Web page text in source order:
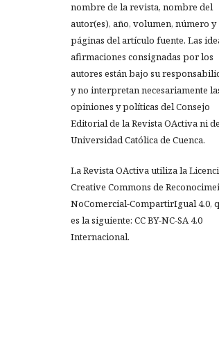
nombre de la revista, nombre del
autor(es), año, volumen, número y
páginas del artículo fuente. Las
afirmaciones consignadas por los
autores están bajo su
y no interpretan necesariamente
opiniones y políticas del Consejo
Editorial de la Revista OActiva ni
Universidad Católica de Cuenca.
La Revista OActiva utiliza la
Creative Commons de
NoComercial-CompartirIgual 4.0,
es la siguiente: CC BY-NC-SA 4.0
Internacional.